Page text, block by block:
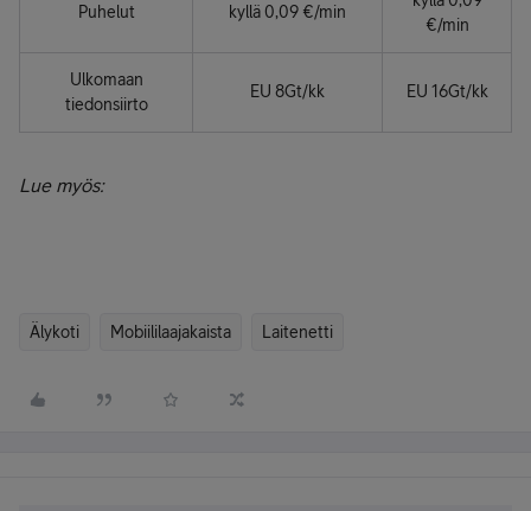
Puhelut kyllä 0,09 €/min
€/min
Ulkomaan
tiedonsiirto
EU 8Gt/kk EU 16Gt/kk
Lue myös:
Älykoti Mobiililaajakaista Laitenetti